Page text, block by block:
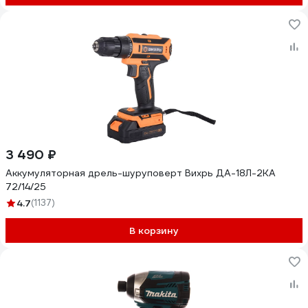
3 490 ₽
Аккумуляторная дрель-шуруповерт Вихрь ДА-18Л-2КА
72/14/25
4.7(1137)
В корзину